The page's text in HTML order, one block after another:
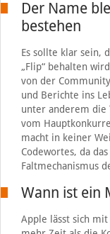
Der Name
bestehen
Es sollte klar sein,
„Flip“ behalten
von der
und Berichte ins
unter anderem die
vom
macht in keiner
Codewortes, da
Faltmechanismus
Wann ist ein
Apple lässt sich